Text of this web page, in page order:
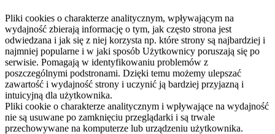
Pliki cookies o charakterze analitycznym, wpływającym na
wydajność zbierają informację o tym, jak często strona jest
odwiedzana i jak się z niej korzysta np. które strony są najbardziej i
najmniej popularne i w jaki sposób Użytkownicy poruszają się po
serwisie. Pomagają w identyfikowaniu problemów z
poszczególnymi podstronami. Dzięki temu możemy ulepszać
zawartość i wydajność strony i uczynić ją bardziej przyjazną i
intuicyjną dla użytkownika.
Pliki cookie o charakterze analitycznym i wpływające na wydajność
nie są usuwane po zamknięciu przeglądarki i są trwale
przechowywane na komputerze lub urządzeniu użytkownika.